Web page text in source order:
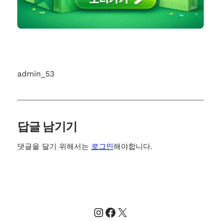
admin_53
답글 남기기
댓글을 달기 위해서는 로그인해야합니다.
Instagram
Facebook
X